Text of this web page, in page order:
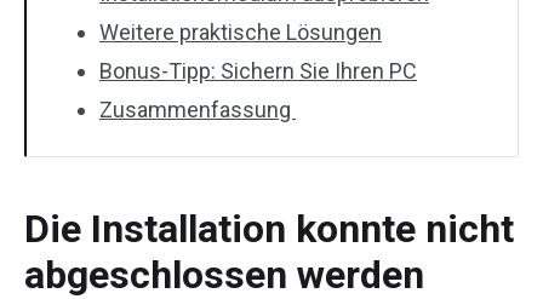
Weitere praktische Lösungen
Bonus-Tipp: Sichern Sie Ihren PC
Zusammenfassung
Die Installation konnte nicht
abgeschlossen werden